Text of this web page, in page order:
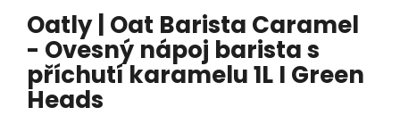
Oatly | Oat Barista Caramel
- Ovesný nápoj barista s
příchutí karamelu 1L I Green
Heads